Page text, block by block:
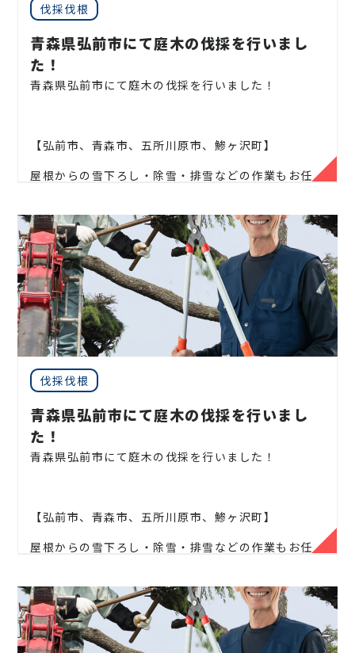
伐採伐根
青森県弘前市にて庭木の伐採を行いまし
た！
青森県弘前市にて庭木の伐採を行いました！
【弘前市、青森市、五所川原市、鯵ヶ沢町】
屋根からの雪下ろし・除雪・排雪などの作業もお任
地域密着で伐採・抜根・剪定・草刈りなどのお庭の
こと、造園・植木屋をお探しなら当社にご相談くださ
い！
当社では造園工事はもちろんのこと、外構工事やエク
ステリア工事まで自社で一気通貫で行っております
見積もりは無料ですので、 お庭のことなら当社にお気
軽にご連絡ください！
お庭や木に関するお悩みに全力でご対応させて頂き
ます！
企業様や、施設様、マンション、アパートなどの庭
木、高木、植栽の年間管理なども対応しております
松、スギ、クスノキ、くろがねもち、もみの木、どん
金木犀、アカシア、シダレエゴノキ、コニファー、
梅、かしの木、ブルーアイス、クチナシ、ナンテン、
クスノキ、 薪の木、ケヤキ、コノデカシワ、マキの
木、桜、ゴールドクレスト、アオハダ、いちじく、椰
伐採伐根
青森県弘前市にて庭木の伐採を行いまし
た！
青森県弘前市にて庭木の伐採を行いました！
【弘前市、青森市、五所川原市、鯵ヶ沢町】
屋根からの雪下ろし・除雪・排雪などの作業もお任
地域密着で伐採・抜根・剪定・草刈りなどのお庭の
こと、造園・植木屋をお探しなら当社にご相談くださ
い！